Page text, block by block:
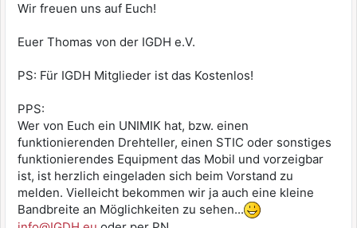
Wir freuen uns auf Euch!
Euer Thomas von der IGDH e.V.
PS: Für IGDH Mitglieder ist das Kostenlos!
PPS:
Wer von Euch ein UNIMIK hat, bzw. einen
funktionierenden Drehteller, einen STIC oder sonstiges
funktionierendes Equipment das Mobil und vorzeigbar
ist, ist herzlich eingeladen sich beim Vorstand zu
melden. Vielleicht bekommen wir ja auch eine kleine
Bandbreite an Möglichkeiten zu sehen...